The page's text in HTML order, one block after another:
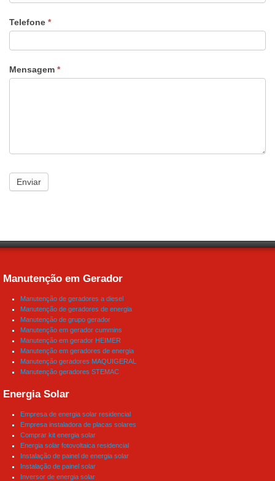
Telefone *
Mensagem *
Enviar
Manutenção em Gerador
Manutenção de geradores a diesel
Manutenção de geradores de energia
Manutenção de grupo gerador
Manutenção em gerador cummins
Manutenção em gerador HEIMER
Manutenção em geradores de energia
Manutenção geradores MAQUIGERAL
Manutenção geradores STEMAC
Energia Solar
Empresa de energia solar residencial
Empresa instaladora de placas solares
Comprar kit energia solar
Energia solar fotovoltaica residencial
Instalação de painel de energia solar
Instalação de painel solar
Inversor de energia solar